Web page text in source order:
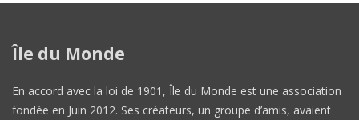
Île du Monde
En accord avec la loi de 1901, Île du Monde est une association
fondée en Juin 2012. Ses créateurs, un groupe d’amis, avaient